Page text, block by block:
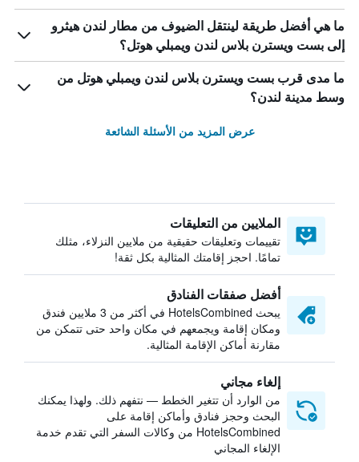
ما هي أفضل طريقة لينتقل الضيوف من مطار لندن هيثرو
إلى بست ويسترن بلاس لندن ويمبلي هوتل؟
ما مدى قرب بست ويسترن بلاس لندن ويمبلي هوتل من
وسط مدينة لندن؟
عرض المزيد من الأسئلة الشائعة
الملايين من التعليقات
تقييمات وتعليقات حقيقية من ملايين النزلاء، مثلك
تمامًا. احجز إقامتك المثالية بكل ثقة!
أفضل صفقات الفنادق
يبحث HotelsCombined في أكثر من 3 ملايين فندق
ومكان إقامة ويجمعهم في مكان واحد حتى تتمكن من
مقارنة أماكن الإقامة المثالية.
إلغاء مجاني
من الوارد أن تتغير الخطط — نتفهم ذلك. ولهذا يمكنك
البحث وحجز فنادق وأماكن إقامة على
HotelsCombined من وكالات السفر التي تقدم خدمة
الإلغاء المجاني